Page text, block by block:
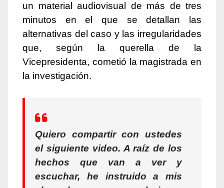
un material audiovisual de más de tres
minutos en el que se detallan las
alternativas del caso y las irregularidades
que, según la querella de la
Vicepresidenta, cometió la magistrada en
la investigación.
Quiero compartir con ustedes
el siguiente video. A raíz de los
hechos que van a ver y
escuchar, he instruido a mis